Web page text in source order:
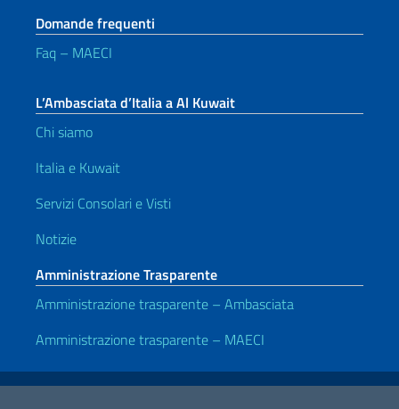
Domande frequenti
Faq – MAECI
L’Ambasciata d’Italia a Al Kuwait
Chi siamo
Italia e Kuwait
Servizi Consolari e Visti
Notizie
Amministrazione Trasparente
Amministrazione trasparente – Ambasciata
Amministrazione trasparente – MAECI
Link Utili